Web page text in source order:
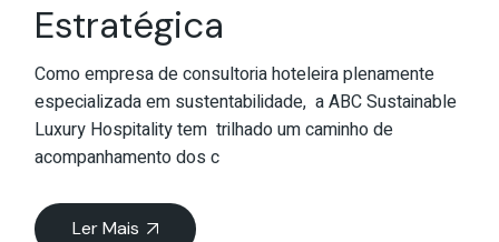
Estratégica
Como empresa de consultoria hoteleira plenamente
especializada em sustentabilidade, a ABC Sustainable
Luxury Hospitality tem trilhado um caminho de
acompanhamento dos c
Ler Mais